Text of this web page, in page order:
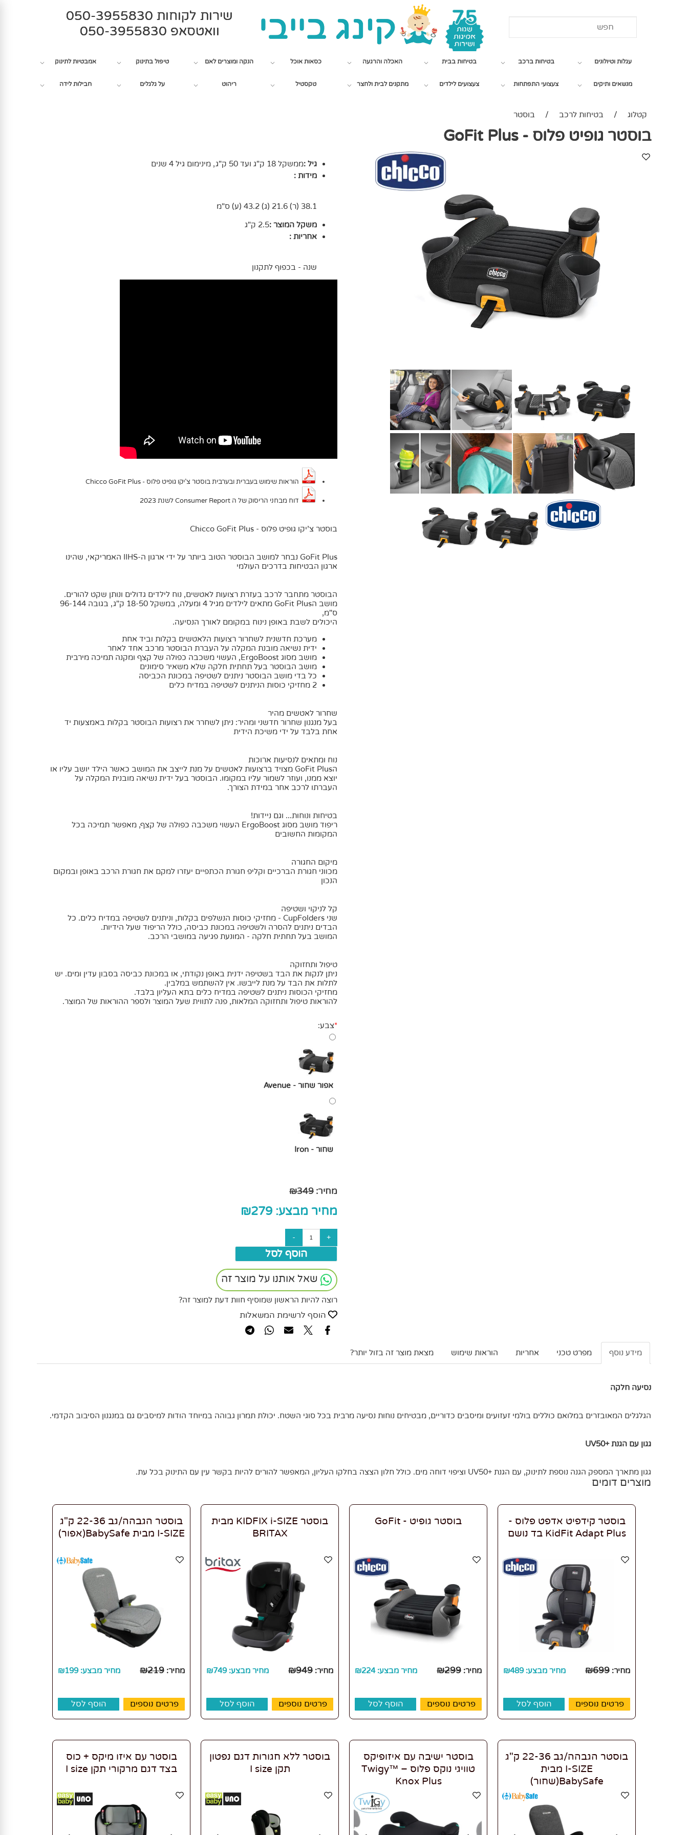
שירות לקוחות 050-3955830
וואטסאפ 050-3955830
עגלות וטיולונים בטיחות ברכב בטיחות בבית האכלה והרגעה כסאות אוכל הנקה ומוצרים לאם טיפול בתינוק אמבטיות לתינוק
מנשאים ותיקים צעצועי התפתחות צעצועים לילדים מתקנים לבית ולחצר טקסטיל ריהוט על גלגלים חבילות לידה
קטלוג / בטיחות לרכב / בוסטר
בוסטר גופיט פלוס - GoFit Plus
גיל :ממשקל 18 ק"ג ועד 50 ק"ג, מינימום גיל 4 שנים
מידות :
38.1 (ר) 21.6 (ג) 43.2 (ע) ס"מ
משקל המוצר :2.5 ק"ג
אחריות :
שנה - בכפוף לתקנון
הוראות שימוש בעברית ובערבית בוסטר צ'יקו גופיט פלוס - Chicco GoFit Plus
דוח מבחני הריסוק של ה Consumer Report לשנת 2023
בוסטר צ'יקו גופיט פלוס - Chicco GoFit Plus
GoFit Plus נבחר למושב הבוסטר הטוב ביותר על ידי ארגון ה-IIHS האמריקאי, שהינו
ארגון הבטיחות בדרכים העולמי
הבוסטר מתחבר לרכב בעזרת רצועות לאטשים, נוח לילדים גדולים ונותן שקט להורים.
מושב הGoFit Plus מתאים לילדים מגיל 4 ומעלה, במשקל 18-50 ק"ג, בגובה 96-144
ס"מ,
היכולים לשבת באופן נינוח במקומם לאורך הנסיעה.
מערכת חדשנית לשחרור רצועות הלאטשים בקלות וביד אחת
ידית נשיאה מובנת המקלה על העברת הבוסטר מרכב אחד לאחר
מושב מסוג ErgoBoost, העשוי משכבה כפולה של קצף ומקנה תמיכה מירבית
מושב הבוסטר בעל תחתית חלקה שלא משאיר סימונים
כל בדי מושב הבוסטר ניתנים לשטיפה במכונת הכביסה
2 מחזיקי כוסות הניתנים לשטיפה במדיח כלים
שחרור לאטשים מהיר
בעל מנגנון שחרור חדשני ומהיר: ניתן לשחרר את רצועות הבוסטר בקלות באמצעות יד
אחת בלבד על ידי משיכת הידית
נוח ומתאים לנסיעות ארוכות
הGoFit Plus מצויד ברצועות לאטשים על מנת לייצב את המושב כאשר הילד יושב עליו או
יוצא ממנו, ועוזר לשמור עליו במקומו. הבוסטר בעל ידית נשיאה מובנית המקלה על
העברתו לרכב אחר במידת הצורך.
בטיחות ונוחות... וגם ניידות!
ריפוד מושב מסוג ErgoBoost העשוי משכבה כפולה של קצף, מאפשר תמיכה בכל
המקומות החשובים
מיקום החגורה
מכווני חגורת הברכיים וקליפ חגורת הכתפיים יעזרו למקם את חגורת הרכב באופן ובמקום
הנכון
קל לניקוי ושטיפה
שני CupFolders - מחזיקי כוסות הנשלפים בקלות, וניתנים לשטיפה במדיח כלים. כל
הבדים ניתנים להסרה ולשטיפה במכונת כביסה, כולל הריפוד שעל הידיות.
המושב בעל תחתית חלקה - המונעת פגיעה במושבי הרכב.
טיפול ותחזוקה
ניתן לנקות את הבד בשטיפה ידנית באופן נקודתי, או במכונת כביסה בסבון עדין ומים. יש
לתלות את הבד על מנת לייבשו. אין להשתמש במלבין.
מחזיקי הכוסות ניתנים לשטיפה במדיח כלים בתא העליון בלבד.
להוראות טיפול ותחזוקה המלאות, פנה לתווית שעל המוצר ולספר ההוראות של המוצר.
*צבע:
אפור שחור - Avenue
שחור - Iron
מחיר: ₪349
מחיר מבצע: ₪279
הוסף לסל
שאל אותנו על מוצר זה
רוצה להיות הראשון שמוסיף חוות דעת למוצר זה?
הוסף לרשימת המשאלות
מידע נוסף מפרט טכני אחריות הוראות שימוש מצאת מוצר זה בזול יותר?
נסיעה חלקה
הגלגלים המאובזרים במלואם כוללים בולמי זעזועים ומיסבים כדוריים, מבטיחים נוחות נסיעה מרבית בכל סוגי השטח. יכולת תמרון גבוהה במיוחד הודות למיסבים גם במנגנון הסיבוב הקדמי.
גגון עם הגנת +UV50
גגון מתארך המספק הגנה נוספת לתינוק, עם הגנת +UV50 וציפוי דוחה מים. כולל חלון הצצה בחלקו העליון, המאפשר להורים להיות בקשר עין עם התינוק בכל עת.
מוצרים דומים
בוסטר קידפיט אדפט פלוס -
KidFit Adapt Plus בד נושם
מחיר: ₪699 מחיר מבצע: ₪489
פרטים נוספים הוסף לסל
בוסטר גופיט - GoFit
מחיר: ₪299 מחיר מבצע: ₪224
פרטים נוספים הוסף לסל
בוסטר KIDFIX i-SIZE מבית
BRITAX
מחיר: ₪949 מחיר מבצע: ₪749
פרטים נוספים הוסף לסל
בוסטר הגבהה/גב 22-36 ק"ג
I-SIZE מבית BabySafe(אפור)
מחיר: ₪219 מחיר מבצע: ₪199
פרטים נוספים הוסף לסל
בוסטר הגבהה/גב 22-36 ק"ג
I-SIZE מבית
BabySafe(שחור)
בוסטר ישיבה עם איזופיקס
טוויגי נוקס פלוס – ™Twigy
Knox Plus
בוסטר ללא חגורות דגם נפטון
תקן I size
בוסטר עם איזו מיקס + כוס
בצד דגם מרקורי תקן I size